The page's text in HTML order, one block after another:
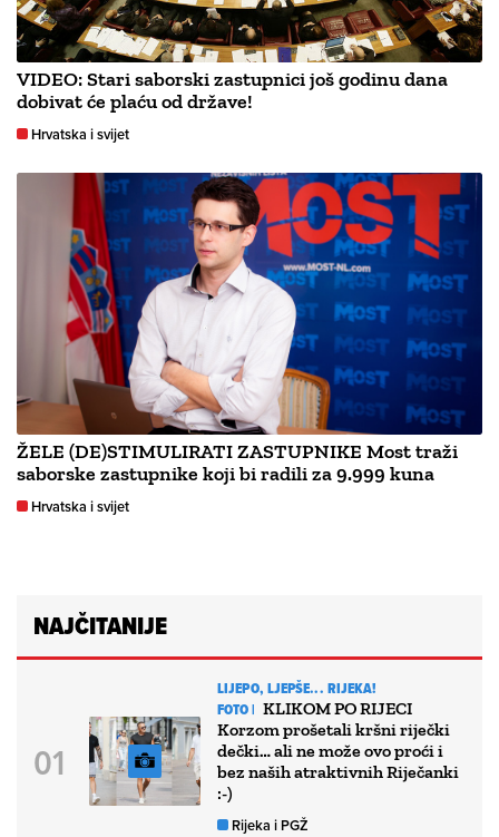
VIDEO: Stari saborski zastupnici još godinu dana
dobivat će plaću od države!
Hrvatska i svijet
ŽELE (DE)STIMULIRATI ZASTUPNIKE Most traži
saborske zastupnike koji bi radili za 9.999 kuna
Hrvatska i svijet
NAJČITANIJE
LIJEPO, LJEPŠE... RIJEKA!
FOTO | KLIKOM PO RIJECI
Korzom prošetali kršni riječki
dečki… ali ne može ovo proći i
bez naših atraktivnih Riječanki
:-)
Rijeka i PGŽ